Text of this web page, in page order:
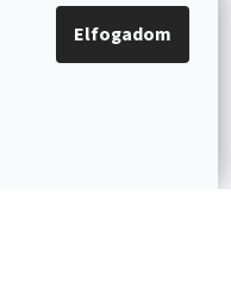
Elfogadom